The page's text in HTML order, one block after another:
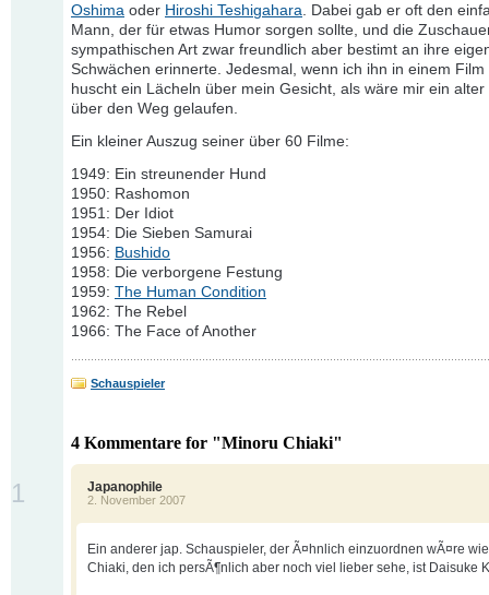
Oshima oder Hiroshi Teshigahara. Dabei gab er oft den
Mann, der für etwas Humor sorgen sollte, und die
sympathischen Art zwar freundlich aber bestimt an ihre
Schwächen erinnerte. Jedesmal, wenn ich ihn in einem Film
huscht ein Lächeln über mein Gesicht, als wäre mir ein alter
über den Weg gelaufen.
Ein kleiner Auszug seiner über 60 Filme:
1949: Ein streunender Hund
1950: Rashomon
1951: Der Idiot
1954: Die Sieben Samurai
1956: Bushido
1958: Die verborgene Festung
1959: The Human Condition
1962: The Rebel
1966: The Face of Another
Schauspieler
4 Kommentare for "Minoru Chiaki"
Japanophile
2. November 2007
1
Ein anderer jap. Schauspieler, der Ã¤hnlich einzuordnen wÃ¤re
Chiaki, den ich persÃ¶nlich aber noch viel lieber sehe, ist Daisuke